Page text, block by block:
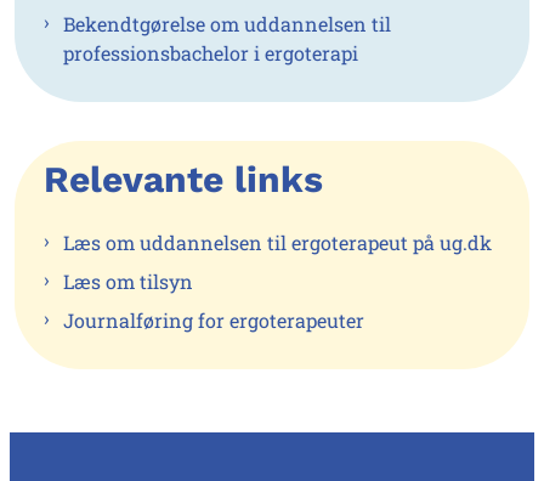
Bekendtgørelse om uddannelsen til
professionsbachelor i ergoterapi
Relevante links
Læs om uddannelsen til ergoterapeut på ug.dk
Læs om tilsyn
Journalføring for ergoterapeuter